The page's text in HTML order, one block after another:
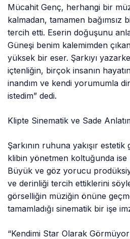
Mücahit Genç, herhangi bir
kalmadan, tamamen bağımsız
tercih etti. Eserin doğuşunu
Güneşi benim kalemimden
yüksek bir eser. Şarkıyı
içtenliğin, birçok insanın
inandım ve kendi yorumumla
istedim” dedi.
Klipte Sinematik ve Sade
Şarkının ruhuna yakışır
klibin yönetmen koltuğunda
Büyük ve göz yorucu
ve derinliği tercih ettiklerini
görselliğin müziğin önüne
tamamladığı sinematik bir işe
“Kendimi Star Olarak